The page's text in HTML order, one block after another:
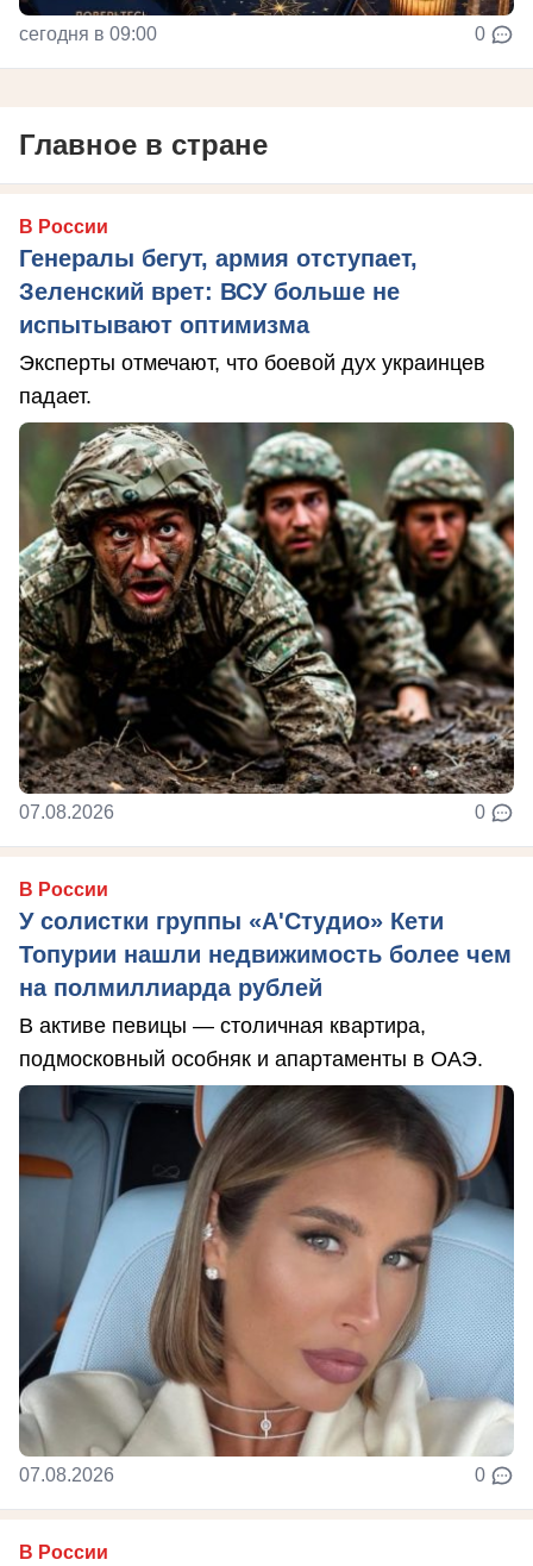
сегодня в 09:00 0
Главное в стране
В России
Генералы бегут, армия отступает,
Зеленский врет: ВСУ больше не
испытывают оптимизма
Эксперты отмечают, что боевой дух украинцев
падает.
07.08.2026 0
В России
У солистки группы «А'Студио» Кети
Топурии нашли недвижимость более чем
на полмиллиарда рублей
В активе певицы — столичная квартира,
подмосковный особняк и апартаменты в ОАЭ.
07.08.2026 0
В России